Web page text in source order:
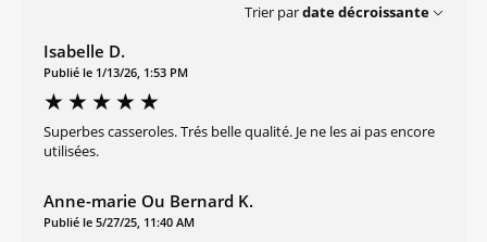
Trier pardate décroissante
Isabelle D.
Publié le 1/13/26, 1:53 PM
Superbes casseroles. Trés belle qualité. Je ne les ai pas encore
utilisées.
Anne-marie Ou Bernard K.
Publié le 5/27/25, 11:40 AM